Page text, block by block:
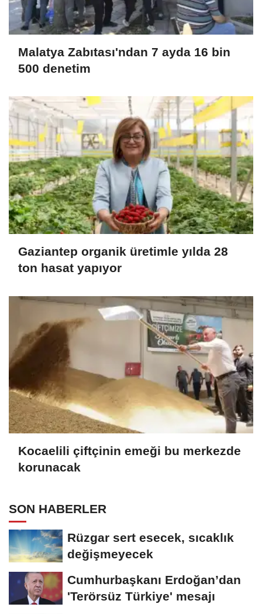
Malatya Zabıtası'ndan 7 ayda 16 bin
500 denetim
Gaziantep organik üretimle yılda 28
ton hasat yapıyor
Kocaelili çiftçinin emeği bu merkezde
korunacak
SON HABERLER
Rüzgar sert esecek, sıcaklık
değişmeyecek
Cumhurbaşkanı Erdoğan’dan
'Terörsüz Türkiye' mesajı